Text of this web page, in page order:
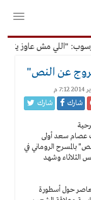
فتح
"اللي مش عاوز يتعلم
عن النص"
شارك شارك
عصام سعد أولى
الروماني في
الثلاثاء وشهد
حول أسطورة